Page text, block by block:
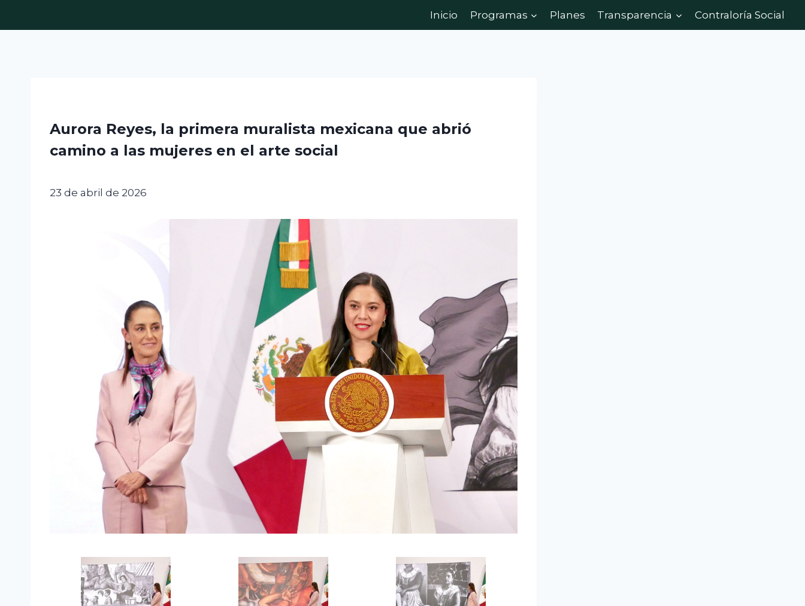
Inicio Programas Planes Transparencia Contraloría Social
Aurora Reyes, la primera muralista mexicana que abrió
camino a las mujeres en el arte social
23 de abril de 2026